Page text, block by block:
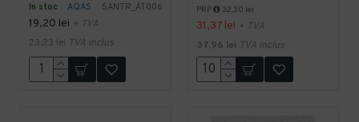
In stoc AQAS SANTR_AT006
19,20 lei + TVA
23,23 lei TVA inclus
PRP 32,30 lei
31,37 lei + TVA
37,96 lei TVA inclus